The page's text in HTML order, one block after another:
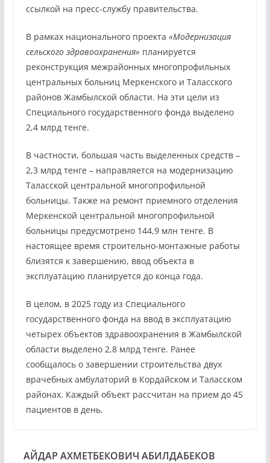
ссылкой на пресс-службу правительства.
В рамках национального проекта «Модернизация
сельского здравоохранения» планируется
реконструкция межрайонных многопрофильных
центральных больниц Меркенского и Таласского
районов Жамбылской области. На эти цели из
Специального государственного фонда выделено
2,4 млрд тенге.
В частности, большая часть выделенных средств –
2,3 млрд тенге – направляется на модернизацию
Таласской центральной многопрофильной
больницы. Также на ремонт приемного отделения
Меркенской центральной многопрофильной
больницы предусмотрено 144,9 млн тенге. В
настоящее время строительно-монтажные работы
близятся к завершению, ввод объекта в
эксплуатацию планируется до конца года.
В целом, в 2025 году из Специального
государственного фонда на ввод в эксплуатацию
четырех объектов здравоохранения в Жамбылской
области выделено 2,8 млрд тенге. Ранее
сообщалось о завершении строительства двух
врачебных амбулаторий в Кордайском и Таласском
районах. Каждый объект рассчитан на прием до 45
пациентов в день.
АЙДАР АХМЕТБЕКОВИЧ АБИЛДАБЕКОВ